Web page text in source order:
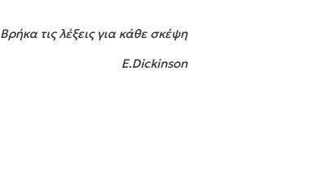
Βρήκα τις λέξεις για κάθε σκέψη
E.Dickinson